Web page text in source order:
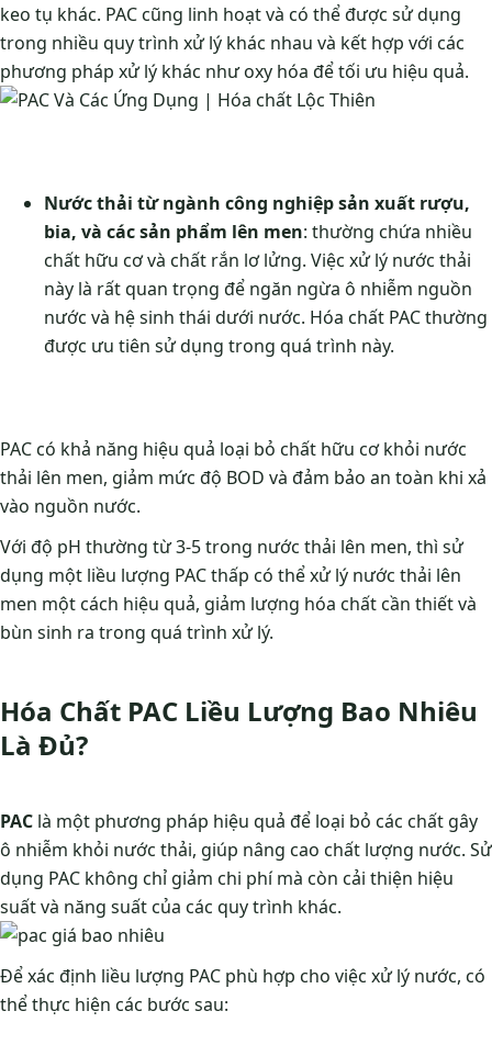
keo tụ khác. PAC cũng linh hoạt và có thể được sử dụng
trong nhiều quy trình xử lý khác nhau và kết hợp với các
phương pháp xử lý khác như oxy hóa để tối ưu hiệu quả.
Nước thải từ ngành công nghiệp sản xuất rượu,
bia, và các sản phẩm lên men: thường chứa nhiều
chất hữu cơ và chất rắn lơ lửng. Việc xử lý nước thải
này là rất quan trọng để ngăn ngừa ô nhiễm nguồn
nước và hệ sinh thái dưới nước. Hóa chất PAC thường
được ưu tiên sử dụng trong quá trình này.
PAC có khả năng hiệu quả loại bỏ chất hữu cơ khỏi nước
thải lên men, giảm mức độ BOD và đảm bảo an toàn khi xả
vào nguồn nước.
Với độ pH thường từ 3-5 trong nước thải lên men, thì sử
dụng một liều lượng PAC thấp có thể xử lý nước thải lên
men một cách hiệu quả, giảm lượng hóa chất cần thiết và
bùn sinh ra trong quá trình xử lý.
Hóa Chất PAC Liều Lượng Bao Nhiêu
Là Đủ?
PAC là một phương pháp hiệu quả để loại bỏ các chất gây
ô nhiễm khỏi nước thải, giúp nâng cao chất lượng nước. Sử
dụng PAC không chỉ giảm chi phí mà còn cải thiện hiệu
suất và năng suất của các quy trình khác.
Để xác định liều lượng PAC phù hợp cho việc xử lý nước, có
thể thực hiện các bước sau: